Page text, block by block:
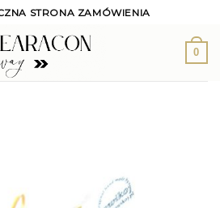
STRONA ZAMÓWIENIA
0